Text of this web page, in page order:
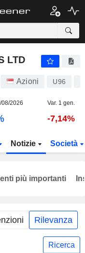
LTD
Azioni U96
08/2026 Var. 1 gen.
-7,14%
Notizie Società
Rilevanza
Ricerca
più importanti